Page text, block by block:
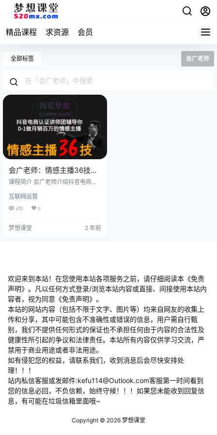
精品课程 求资源 会员
全部标签 会广老师
会广老师：情感主播36技，
0-1做月销百万的情感主播
课程简介 会广老师介绍抖音电商学
州电视台，做过百场千人演讲5年情
感赛道深耕，成功孵化情感主播138
爱课程介绍：课程涵盖人设篇、内
(…
互联网运营
470 0
梦想课堂 2 年前
欢迎来到本站！在您使用本站各项服务之前，请仔细阅读本《免责
声明》。凡以任何方式登录/浏览本站内容或直接、间接使用本站内
容者，视为同意《免责声明》。
本站的网站内容（包括不限于文字、图片等）均来自网友的收集上
传和分享，其中可能包含不准确性或错误的信息，用户需自行甄
别，我们不提供任何形式的保证也不承担任何由于内容的合法性及
健康性所引起的争议和法律责任。本站所有内容仅供学习交流，严
禁用于商业用途或者非法用途。
​如有侵犯您的权益，请联系我们，收到消息后会尽快安排处
理！！！
站内私信客服或发邮件:kefu114@Outlook.com客服第一时间看到
您的信息必回，不负信赖，始终守候！！！如果您未能收到回复信
息，有可能在垃圾信箱里面哦~
Copyright © 2026 梦想课堂